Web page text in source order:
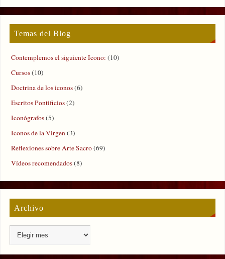
Temas del Blog
Contemplemos el siguiente Icono: (10)
Cursos(10)
Doctrina de los iconos(6)
Escritos Pontificios(2)
Iconógrafos(5)
Iconos de la Virgen(3)
Reflexiones sobre Arte Sacro(69)
Vídeos recomendados(8)
Archivo